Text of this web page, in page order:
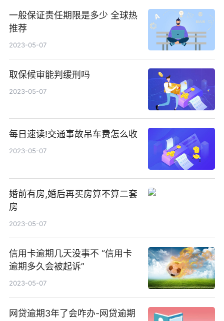
一般保证责任期限是多少 全球热
推荐
2023-05-07
取保候审能判缓刑吗
2023-05-07
每日速读!交通事故吊车费怎么收
2023-05-07
婚前有房,婚后再买房算不算二套
房
2023-05-07
信用卡逾期几天没事不 “信用卡
逾期多久会被起诉”
2023-05-07
网贷逾期3年了会咋办-网贷逾期